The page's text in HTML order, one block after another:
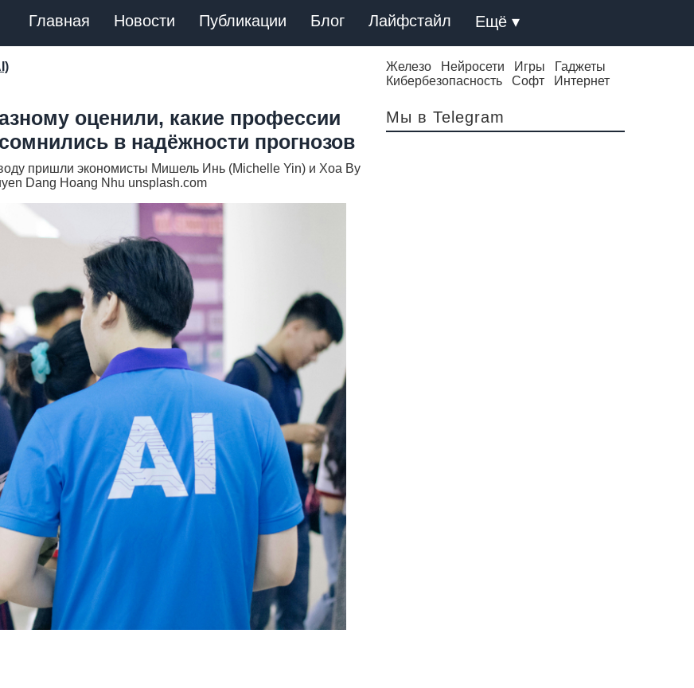
Главная Новости Публикации Блог Лайфстайл Ещё ▾
оценили, какие профессии
в надёжности прогнозов
пришли экономисты Мишель Инь (Michelle Yin) и Хоа Ву
Dang Hoang Nhu unsplash.com
Железо Нейросети Игры
Гаджеты
Кибербезопасность
Софт Интернет
Мы в Telegram